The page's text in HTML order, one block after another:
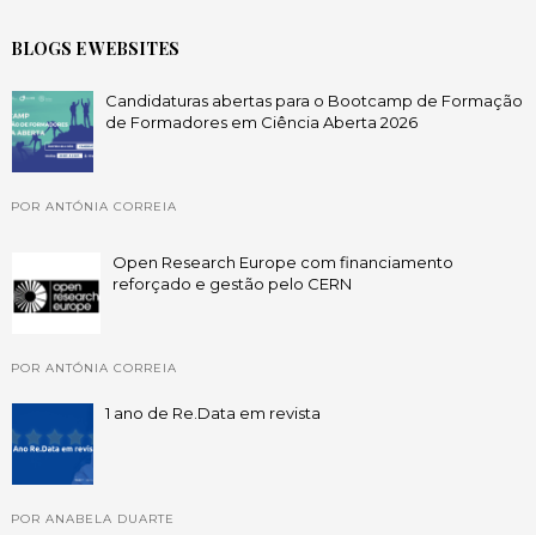
BLOGS E WEBSITES
Candidaturas abertas para o Bootcamp de Formação
de Formadores em Ciência Aberta 2026
POR ANTÓNIA CORREIA
Open Research Europe com financiamento
reforçado e gestão pelo CERN
POR ANTÓNIA CORREIA
1 ano de Re.Data em revista
POR ANABELA DUARTE